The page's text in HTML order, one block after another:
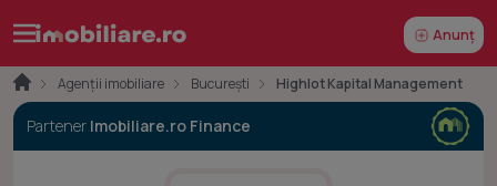
Anunț
Agenții imobiliare București Highlot Kapital Management
Partener Imobiliare.ro Finance